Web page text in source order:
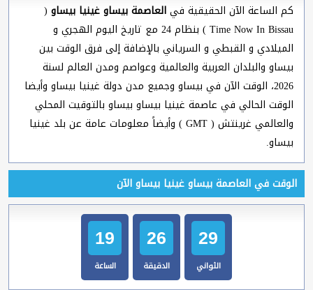
كم الساعة الآن الحقيقية فيالعاصمة بيساو غينيا بيساو (
Time Now In Bissau ) بنظام 24 مع تاريخ اليوم الهجري و
الميلادي و القبطي و السرياني بالإضافة إلى فرق الوقت بين
بيساو والبلدان العربية والعالمية وعواصم ومدن العالم لسنة
2026، الوقت الآن في بيساو وجميع مدن دولة غينيا بيساو وأيضا
الوقت الحالي في عاصمة غينيا بيساو بيساو بالتوقيت المحلي
والعالمي غرينتش ( GMT ) وأيضاً معلومات عامة عن بلد غينيا
بيساو.
الوقت في العاصمة بيساو غينيا بيساو الآن
19
الساعة
26
الدقيقة
30
الثواني